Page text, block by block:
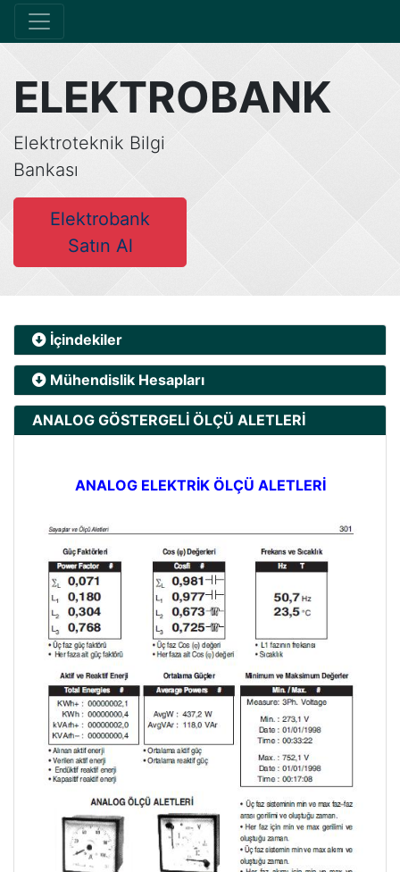
ELEKTROBANK
Elektroteknik Bilgi
Bankası
Elektrobank
Satın Al
İçindekiler
Mühendislik Hesapları
ANALOG GÖSTERGELİ ÖLÇÜ ALETLERİ
ANALOG ELEKTRİK ÖLÇÜ ALETLERİ